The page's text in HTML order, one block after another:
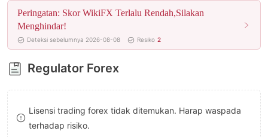
5
6
7
8
9
9
Peringatan: Skor WikiFX Terlalu Rendah,Silakan
Menghindar!
Deteksi sebelumnya 2026-08-08 Resiko 2
Regulator Forex
Lisensi trading forex tidak ditemukan. Harap waspada
terhadap risiko.